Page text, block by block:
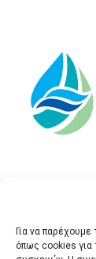
Για να
όπως cookies για